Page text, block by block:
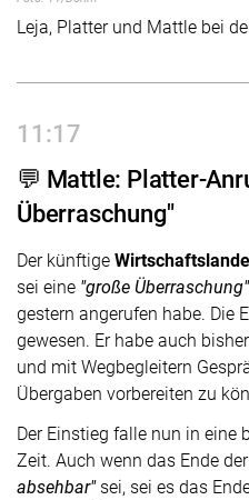
Leja, Platter und Mattle bei
11:17
💬 Mattle: Platter-
Überraschung"
Der künftige
sei eine "große Überraschung"
gestern angerufen habe. Die
gewesen. Er habe auch
und mit Wegbegleitern
Übergaben vorbereiten zu
Der Einstieg falle nun in eine
Zeit. Auch wenn das Ende
absehbar"sei, sei es das